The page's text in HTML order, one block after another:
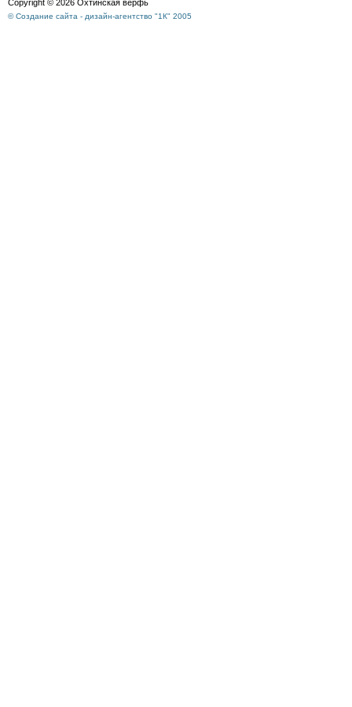
Copyright © 2026 Охтинская верфь
© Создание сайта - дизайн-агентство "1К" 2005